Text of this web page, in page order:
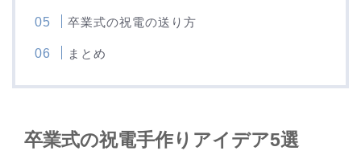
卒業式の祝電の送り方
まとめ
卒業式の祝電手作りアイデア5選